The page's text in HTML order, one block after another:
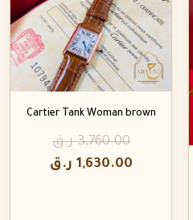
Cartier Tank Woman brown
3,760.00 ر.ق
1,630.00 ر.ق